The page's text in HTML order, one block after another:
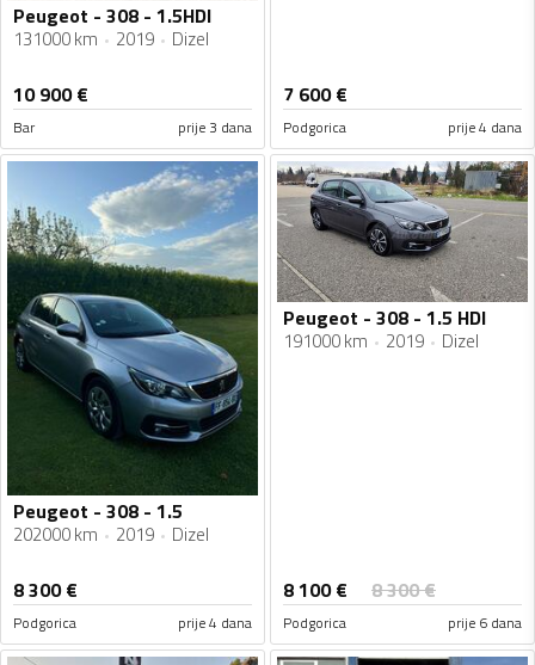
Peugeot - 308 - 1.5HDI
131000 km 2019 Dizel
10 900€
Bar prije 3 dana
7 600€
Podgorica prije 4 dana
Peugeot - 308 - 1.5
202000 km 2019 Dizel
8 300€
Podgorica prije 4 dana
Peugeot - 308 - 1.5 HDI
191000 km 2019 Dizel
8 100€ 8 300€
Podgorica prije 6 dana